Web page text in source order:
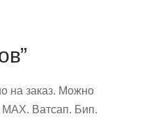
на заказ. Можно
МАХ. Ватсап. Бип.